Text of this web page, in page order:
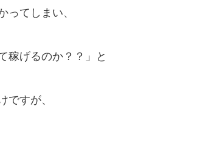
ってしまい、
稼げるのか？？」と
ですが、